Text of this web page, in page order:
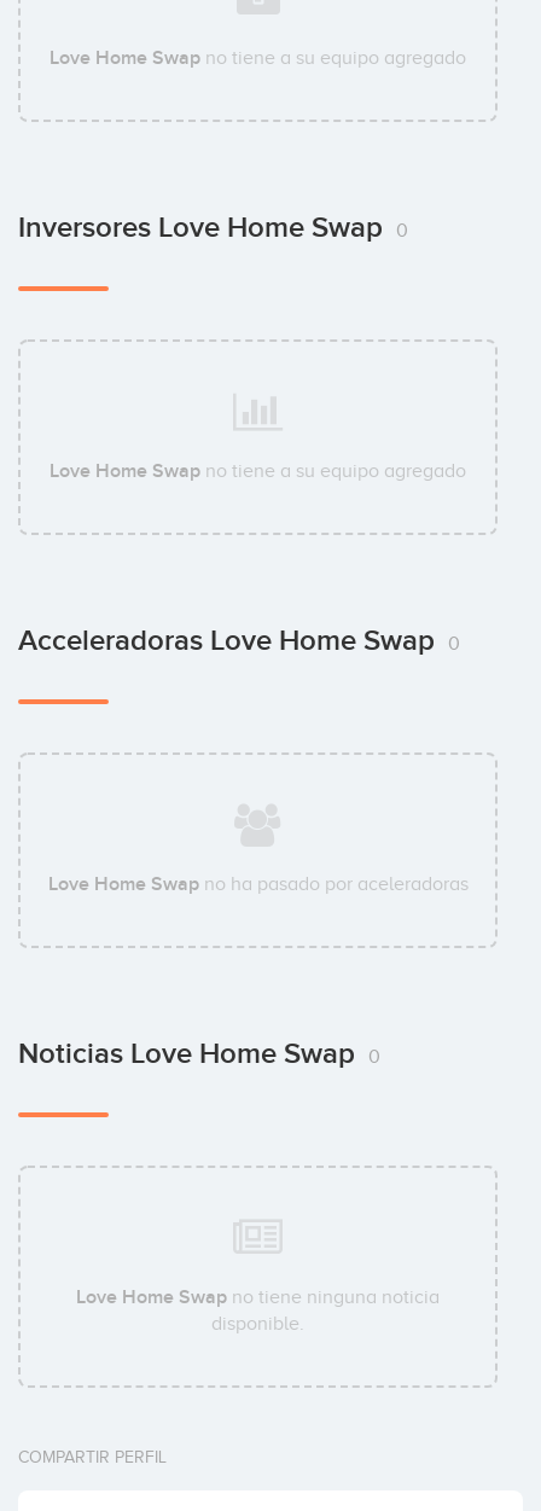
Love Home Swap no tiene a su equipo agregado
Inversores Love Home Swap 0
Love Home Swap no tiene a su equipo agregado
Acceleradoras Love Home Swap 0
Love Home Swapno ha pasado por aceleradoras
Noticias Love Home Swap 0
Love Home Swap no tiene ninguna noticia
disponible.
COMPARTIR PERFIL